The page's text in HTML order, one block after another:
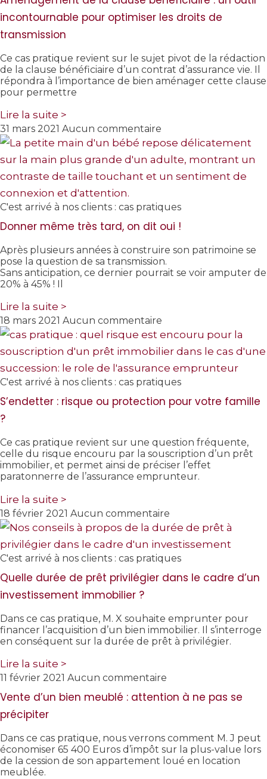
incontournable pour optimiser les droits de
transmission
Ce cas pratique revient sur le sujet pivot de la rédaction
de la clause bénéficiaire d’un contrat d’assurance vie. Il
répondra à l’importance de bien aménager cette clause
pour permettre
Lire la suite >
31 mars 2021 Aucun commentaire
C'est arrivé à nos clients : cas pratiques
Donner même très tard, on dit oui !
Après plusieurs années à construire son patrimoine se
pose la question de sa transmission.
Sans anticipation, ce dernier pourrait se voir amputer de
20% à 45% ! Il
Lire la suite >
18 mars 2021 Aucun commentaire
C'est arrivé à nos clients : cas pratiques
S’endetter : risque ou protection pour votre famille
?
Ce cas pratique revient sur une question fréquente,
celle du risque encouru par la souscription d’un prêt
immobilier, et permet ainsi de préciser l’effet
paratonnerre de l’assurance emprunteur.
Lire la suite >
18 février 2021 Aucun commentaire
C'est arrivé à nos clients : cas pratiques
Quelle durée de prêt privilégier dans le cadre d’un
investissement immobilier ?
Dans ce cas pratique, M. X souhaite emprunter pour
financer l’acquisition d’un bien immobilier. Il s’interroge
en conséquent sur la durée de prêt à privilégier.
Lire la suite >
11 février 2021 Aucun commentaire
Vente d’un bien meublé : attention à ne pas se
précipiter
Dans ce cas pratique, nous verrons comment M. J peut
économiser 65 400 Euros d’impôt sur la plus-value lors
de la cession de son appartement loué en location
meublée.